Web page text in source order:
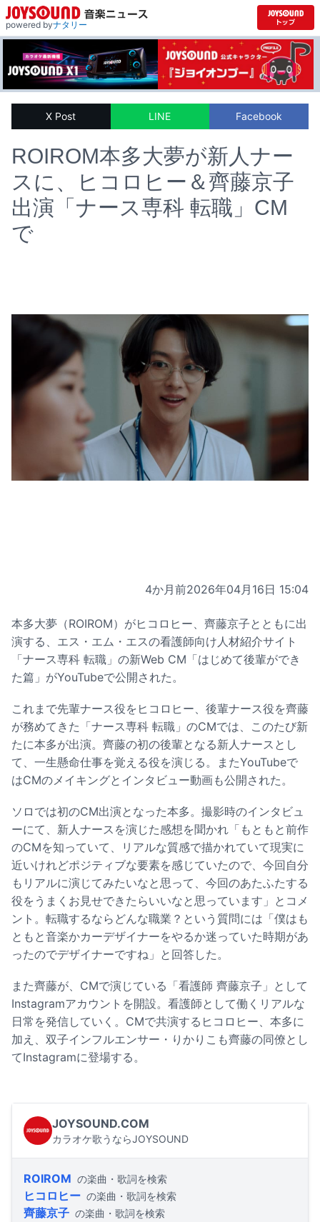
powered byナタリー
X Post LINE Facebook
ROIROM本多大夢が新人ナー
スに、ヒコロヒー＆齊藤京子
出演「ナース専科 転職」CM
で
4か月前2026年04月16日 15:04
本多大夢（ROIROM）がヒコロヒー、齊藤京子とともに出
演する、エス・エム・エスの看護師向け人材紹介サイト
「ナース専科 転職」の新Web CM「はじめて後輩ができ
た篇」がYouTubeで公開された。
これまで先輩ナース役をヒコロヒー、後輩ナース役を齊藤
が務めてきた「ナース専科 転職」のCMでは、このたび新
たに本多が出演。齊藤の初の後輩となる新人ナースとし
て、一生懸命仕事を覚える役を演じる。またYouTubeで
はCMのメイキングとインタビュー動画も公開された。
ソロでは初のCM出演となった本多。撮影時のインタビュ
ーにて、新人ナースを演じた感想を聞かれ「もともと前作
のCMを知っていて、リアルな質感で描かれていて現実に
近いけれどポジティブな要素を感じていたので、今回自分
もリアルに演じてみたいなと思って、今回のあたふたする
役をうまくお見せできたらいいなと思っています」とコメ
ント。転職するならどんな職業？という質問には「僕はも
ともと音楽かカーデザイナーをやるか迷っていた時期があ
ったのでデザイナーですね」と回答した。
また齊藤が、CMで演じている「看護師 齊藤京子」として
Instagramアカウントを開設。看護師として働くリアルな
日常を発信していく。CMで共演するヒコロヒー、本多に
加え、双子インフルエンサー・りかりこも齊藤の同僚とし
てInstagramに登場する。
JOYSOUND.COM
カラオケ歌うならJOYSOUND
ROIROM の楽曲・歌詞を検索
ヒコロヒー の楽曲・歌詞を検索
齊藤京子 の楽曲・歌詞を検索